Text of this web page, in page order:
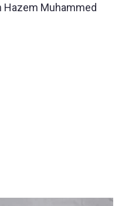
Hazem Muhammed